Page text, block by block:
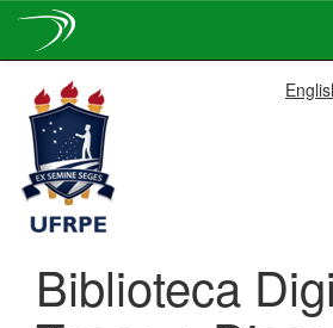
navigation
Biblioteca